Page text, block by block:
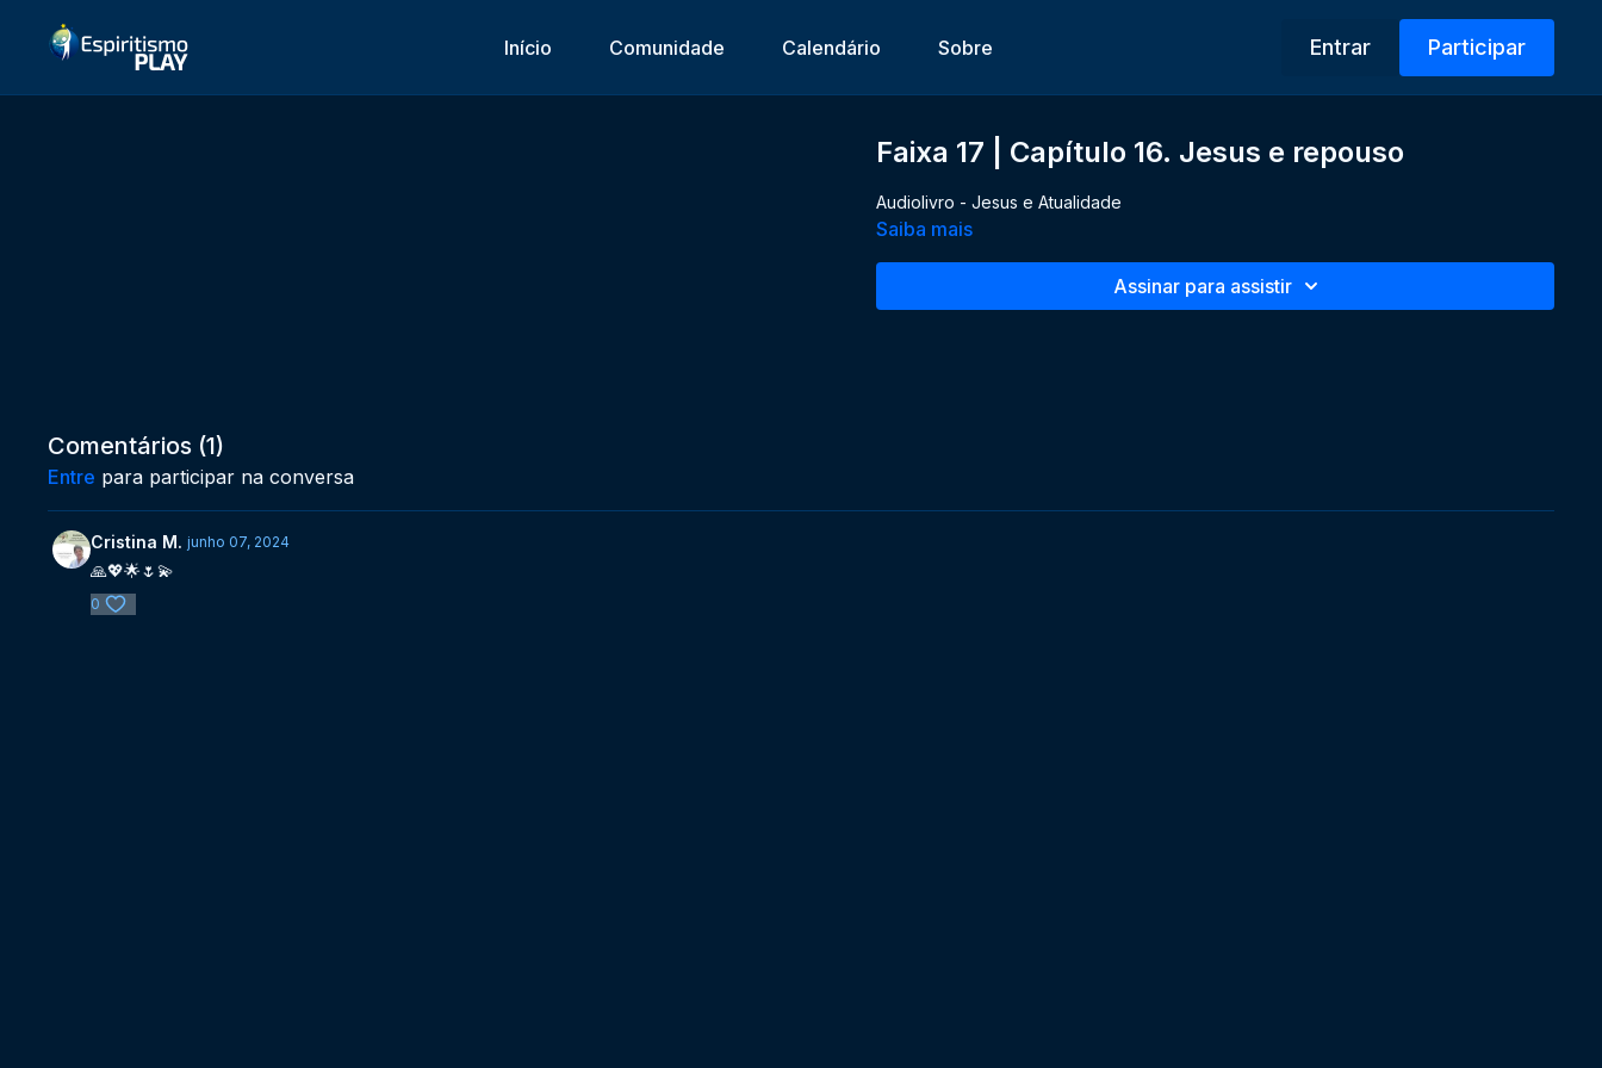
Início Comunidade Calendário Sobre Entrar Participar
Faixa 17 | Capítulo 16. Jesus e repouso
Audiolivro - Jesus e Atualidade
Saiba mais
Assinar para assistir
Comentários (1)
Entre para participar na conversa
Cristina M. junho 07, 2024
🙏💖🌟🌷💫
0